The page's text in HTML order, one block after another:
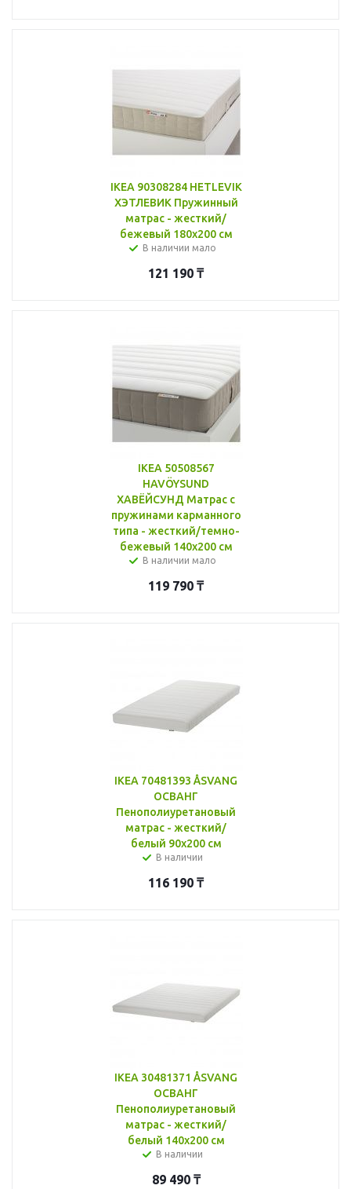
IKEA 90308284 HETLEVIK
ХЭТЛЕВИК Пружинный
матрас - жесткий/
бежевый 180x200 см
В наличии мало
121 190 ₸
IKEA 50508567
HAVÖYSUND
ХАВЁЙСУНД Матрас с
пружинами карманного
типа - жесткий/темно-
бежевый 140x200 см
В наличии мало
119 790 ₸
IKEA 70481393 ÅSVANG
ОСВАНГ
Пенополиуретановый
матрас - жесткий/
белый 90x200 см
В наличии
116 190 ₸
IKEA 30481371 ÅSVANG
ОСВАНГ
Пенополиуретановый
матрас - жесткий/
белый 140x200 см
В наличии
89 490₸